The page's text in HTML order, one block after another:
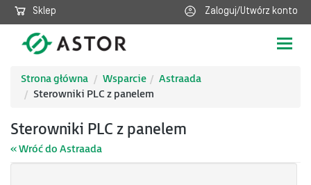
Sklep Zaloguj/Utwórz konto
Strona główna
Wsparcie
Astraada
Sterowniki PLC z panelem
Sterowniki PLC z panelem
« Wróć do Astraada